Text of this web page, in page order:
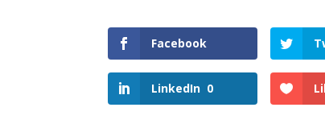
Facebook
LinkedIn 0